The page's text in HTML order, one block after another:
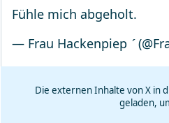
Fühle mich abgeholt.
— Frau Hackenpiep 
Die externen Inhalte von X in
geladen,